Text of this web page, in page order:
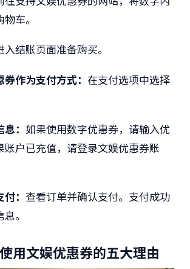
车。
入结账页面准备购买。
作为支付方式： 在支付选项中选择
： 如果使用数字优惠券，请输入优
账户已充值，请登录文娱优惠券账
： 查看订单并确认支付。支付成功
。
用文娱优惠券的五大理由